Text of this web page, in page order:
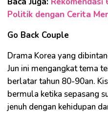
Politik dengan Cerita
Go Back Couple
Drama Korea yang
Jun ini mengangkat tema
berlatar tahun 80-90an.
bermula ketika sepasang
jenuh dengan kehidupan